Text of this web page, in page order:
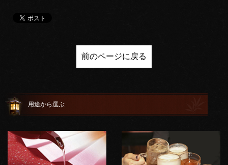
前のページに戻る
用途から選ぶ